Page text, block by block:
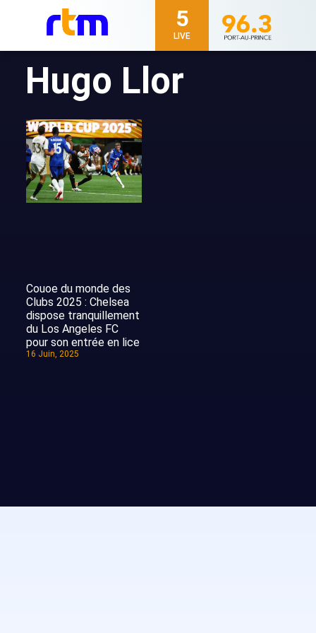
5
LIVE
Hugo Llor
Couoe du monde des
Clubs 2025 : Chelsea
dispose tranquillement
du Los Angeles FC
pour son entrée en lice
16 Juin, 2025